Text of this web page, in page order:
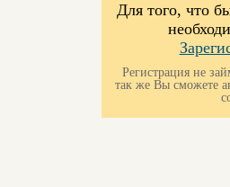
Для того, что
Регистрация не
так же Вы сможете